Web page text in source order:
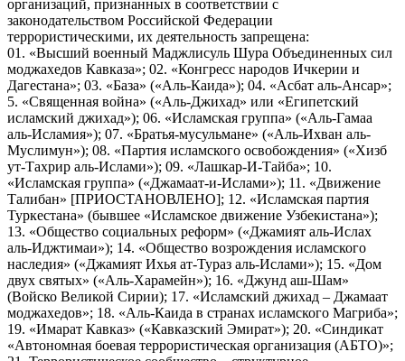
организаций, признанных в соответствии с
законодательством Российской Федерации
террористическими, их деятельность запрещена:
01. «Высший военный Маджлисуль Шура Объединенных сил
моджахедов Кавказа»; 02. «Конгресс народов Ичкерии и
Дагестана»; 03. «База» («Аль-Каида»); 04. «Асбат аль-Ансар»;
5. «Священная война» («Аль-Джихад» или «Египетский
исламский джихад»); 06. «Исламская группа» («Аль-Гамаа
аль-Исламия»); 07. «Братья-мусульмане» («Аль-Ихван аль-
Муслимун»); 08. «Партия исламского освобождения» («Хизб
ут-Тахрир аль-Ислами»); 09. «Лашкар-И-Тайба»; 10.
«Исламская группа» («Джамаат-и-Ислами»); 11. «Движение
Талибан» [ПРИОСТАНОВЛЕНО]; 12. «Исламская партия
Туркестана» (бывшее «Исламское движение Узбекистана»);
13. «Общество социальных реформ» («Джамият аль-Ислах
аль-Иджтимаи»); 14. «Общество возрождения исламского
наследия» («Джамият Ихья ат-Тураз аль-Ислами»); 15. «Дом
двух святых» («Аль-Харамейн»); 16. «Джунд аш-Шам»
(Войско Великой Сирии); 17. «Исламский джихад – Джамаат
моджахедов»; 18. «Аль-Каида в странах исламского Магриба»;
19. «Имарат Кавказ» («Кавказский Эмират»); 20. «Синдикат
«Автономная боевая террористическая организация (АБТО)»;